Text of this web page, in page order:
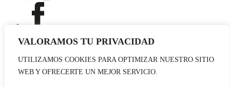
VALORAMOS TU PRIVACIDAD
UTILIZAMOS COOKIES PARA OPTIMIZAR NUESTRO SITIO
WEB Y OFRECERTE UN MEJOR SERVICIO.
Publicidad